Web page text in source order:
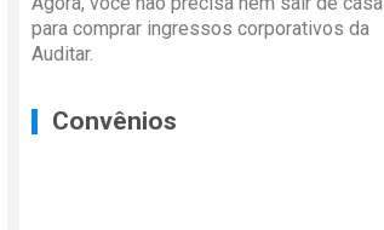
para comprar ingressos corporativos da
Auditar.
Convênios